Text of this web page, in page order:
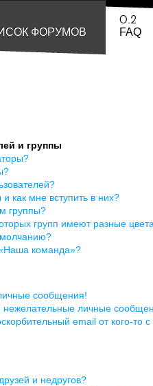
ФОРУМОВ
0.2
FAQ
и группы
как мне вступить в них?
группы?
групп имеют разные
команда»?
сообщения!
нежелательные личные
email от кого-то с
и недругов?